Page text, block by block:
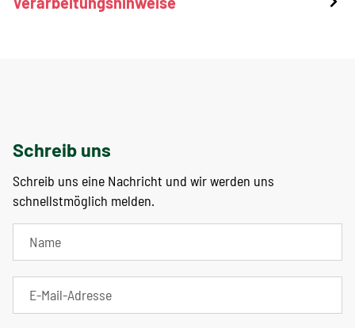
Schreib uns
Schreib uns eine Nachricht und wir werden uns
schnellstmöglich melden.